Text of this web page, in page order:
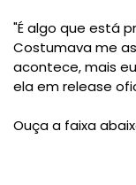
"É algo que está
Costumava me
acontece, mais
ela em release
Ouça a faixa